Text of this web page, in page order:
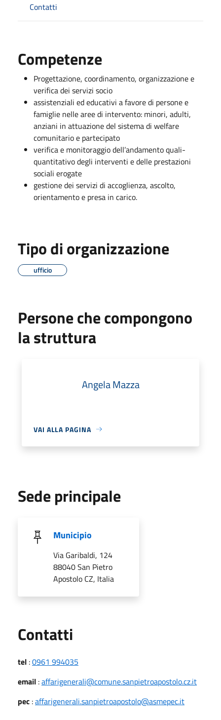
Contatti
Competenze
Progettazione, coordinamento, organizzazione e
verifica dei servizi socio
assistenziali ed educativi a favore di persone e
famiglie nelle aree di intervento: minori, adulti,
anziani in attuazione del sistema di welfare
comunitario e partecipato
verifica e monitoraggio dell’andamento quali-
quantitativo degli interventi e delle prestazioni
sociali erogate
gestione dei servizi di accoglienza, ascolto,
orientamento e presa in carico.
Tipo di organizzazione
ufficio
Persone che compongono
la struttura
Angela Mazza
VAI ALLA PAGINA
Sede principale
Municipio
Via Garibaldi, 124
88040 San Pietro
Apostolo CZ, Italia
Contatti
tel :0961 994035
email :affarigenerali@comune.sanpietroapostolo.cz.it
pec :affarigenerali.sanpietroapostolo@asmepec.it